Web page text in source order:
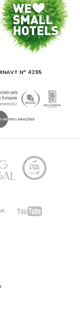
RNAVT Nº 4295